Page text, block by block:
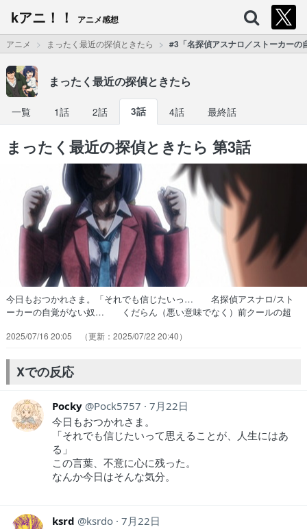
kアニ！！ アニメ感想
アニメ まったく最近の探偵ときたら #3「名探偵アスナロ／ストーカーの
まったく最近の探偵ときたら
一覧 1話 2話 3話 4話 最終話
まったく最近の探偵ときたら 第3話
今日もおつかれさま。「それでも信じたいっ… 名探偵アスナロ/スト
ーカーの自覚がない奴… くだらん（悪い意味でなく）前クールの超
ー若探偵良いね、ましろちゃん… 助手のライバルが出現。和装もそう
助手の座をかけて3本勝負。アスナロ… 名探偵アスナロ／ストーカー
の自覚がない奴… アスナロの助手のマキちゃんが、マスター(…
2025/07/16 20:05 2025/07/22 20:40
Xでの反応
Pocky Pock5757
7月22日
今日もおつかれさま。
「それでも信じたいって思えることが、人生にはあ
る」
この言葉、不意に心に残った。
なんか今日はそんな気分。
ksrd ksrdo 7月22日